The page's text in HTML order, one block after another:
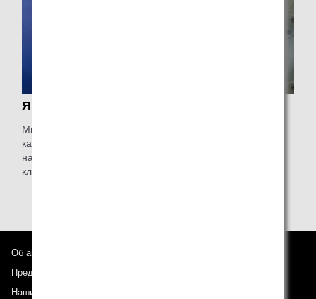
Японское качество
Мы всегда помним о главных японских качествах, таких
как точность, аккуратность и вежливость. Они помогают
нам обеспечивать спокойствие и комфорт наших
клиентов.
Об авиакомпании ANA
Предложения и объявления
Наши направления